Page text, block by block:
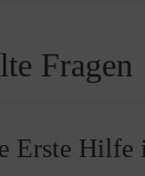
Fragen
Erste Hilfe